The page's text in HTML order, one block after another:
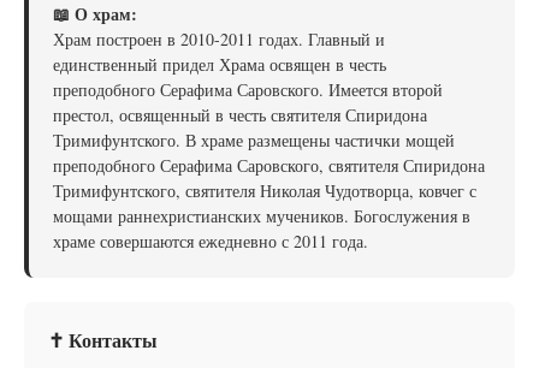
📖 О храм:
Храм построен в 2010-2011 годах. Главный и
единственный придел Храма освящен в честь
преподобного Серафима Саровского. Имеется второй
престол, освященный в честь святителя Спиридона
Тримифунтского. В храме размещены частички мощей
преподобного Серафима Саровского, святителя Спиридона
Тримифунтского, святителя Николая Чудотворца, ковчег с
мощами раннехристианских мучеников. Богослужения в
храме совершаются ежедневно с 2011 года.
✝ Контакты